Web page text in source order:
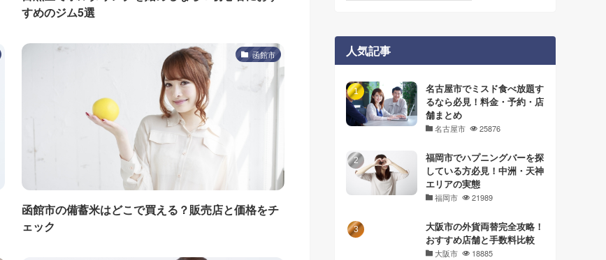
すめのジム5選
函館市
函館市の備蓄米はどこで買える？販売店と価格をチ
ェック
ー
人気記事
名古屋市でミスド食べ放題す
るなら必見！料金・予約・店
舗まとめ
名古屋市 25876
福岡市でハプニングバーを探
している方必見！中洲・天神
エリアの実態
福岡市 21989
大阪市の外貨両替完全攻略！
おすすめ店舗と手数料比較
大阪市 18885